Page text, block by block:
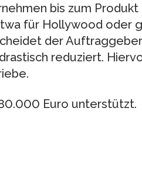
bis zum Produkt
für Hollywood oder
der
reduziert.
Euro unterstützt.